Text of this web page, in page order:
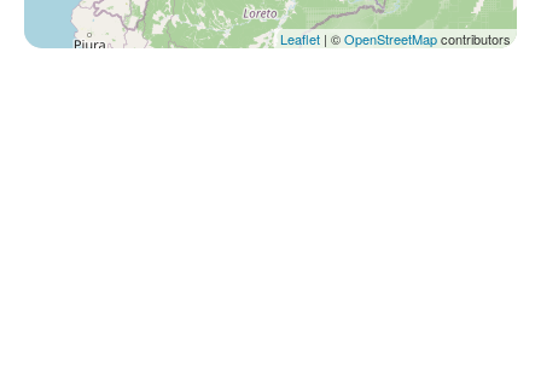
Leaflet | ©OpenStreetMapcontributors